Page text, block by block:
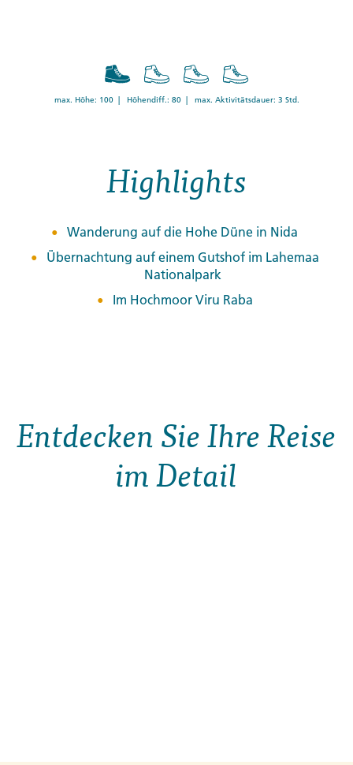
max. Höhe: 100 | Höhendiff.: 80 | max. Aktivitätsdauer: 3 Std.
Highlights
Wanderung auf die Hohe Düne in Nida
Übernachtung auf einem Gutshof im Lahemaa
Nationalpark
Im Hochmoor Viru Raba
Entdecken Sie Ihre Reise
im Detail